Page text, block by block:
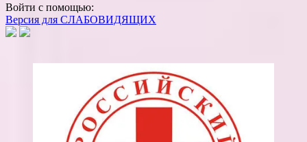
Войти с помощью:
Версия для СЛАБОВИДЯЩИХ